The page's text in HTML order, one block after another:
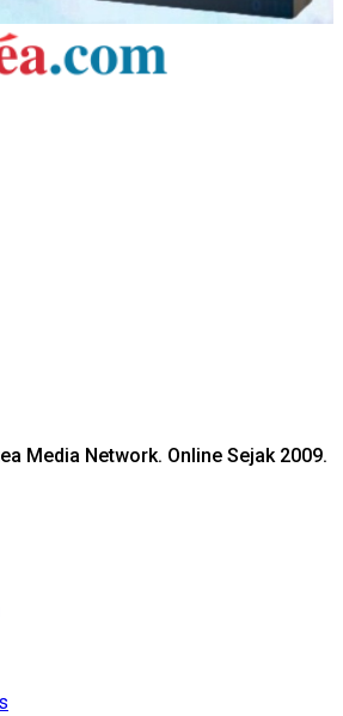
Media Network. Online Sejak 2009.